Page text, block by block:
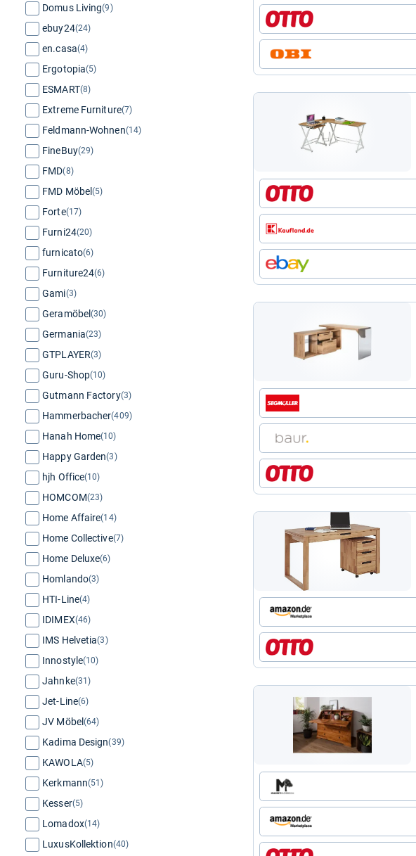
Domus Living(9)
ebuy24(24)
en.casa(4)
Ergotopia(5)
ESMART(8)
Extreme Furniture(7)
Feldmann-Wohnen(14)
FineBuy(29)
FMD(8)
FMD Möbel(5)
Forte(17)
Furni24(20)
furnicato(6)
Furniture24(6)
Gami(3)
Geramöbel(30)
Germania(23)
GTPLAYER(3)
Guru-Shop(10)
Gutmann Factory(3)
Hammerbacher(409)
Hanah Home(10)
Happy Garden(3)
hjh Office(10)
HOMCOM(23)
Home Affaire(14)
Home Collective(7)
Home Deluxe(6)
Homlando(3)
HTI-Line(4)
IDIMEX(46)
IMS Helvetia(3)
Innostyle(10)
Jahnke(31)
Jet-Line(6)
JV Möbel (64)
Kadima Design(39)
KAWOLA(5)
Kerkmann(51)
Kesser(5)
Lomadox(14)
LuxusKollektion(40)